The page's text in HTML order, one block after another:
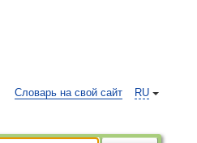
RU
Словарь на свой сайт